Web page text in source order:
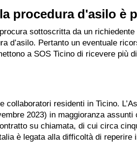
procedura d'asilo è
sottoscritta da un
d’asilo. Pertanto un eventuale
a SOS Ticino di ricevere più
residenti in Ticino.
2023) in maggioranza assunti
su chiamata, di cui circa
è legata alla difficoltà di reperire